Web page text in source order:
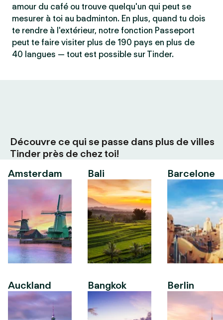
amour du café ou trouve quelqu'un qui peut se
mesurer à toi au badminton. En plus, quand tu dois
te rendre à l'extérieur, notre fonction Passeport
peut te faire visiter plus de 190 pays en plus de
40 langues — tout est possible sur Tinder.
Découvre ce qui se passe dans plus de villes
Tinder près de chez toi!
Amsterdam
Auckland
Bali
Bangkok
Barcelone
Berlin